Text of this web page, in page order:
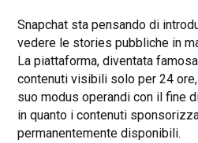
Snapchat sta pensando di
vedere le stories pubbliche in
La piattaforma, diventata
contenuti visibili solo per 24
suo modus operandi con il fine
in quanto i contenuti
permanentemente disponibili.